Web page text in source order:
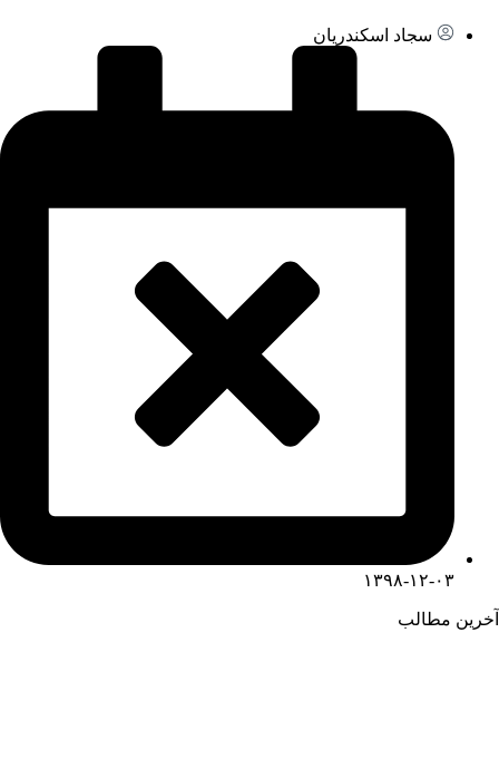
سجاد اسکندریان
۱۳۹۸-۱۲-۰۳
آخرین مطالب